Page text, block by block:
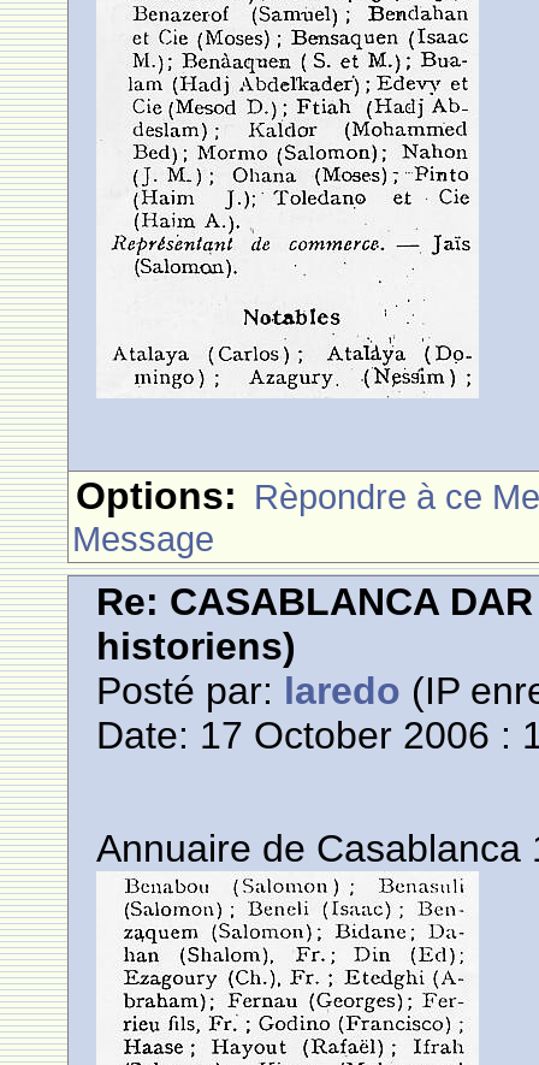
Options: Rèpondre à ce
Message
Re: CASABLANCA
historiens)
Posté par: laredo (IP
Date: 17 October 2006 :
Annuaire de Casablanca